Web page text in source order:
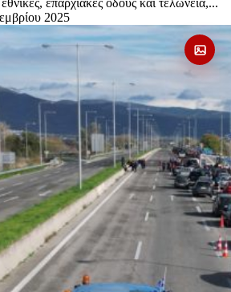
επαρχιακές οδούς και τελωνεία,...
2025